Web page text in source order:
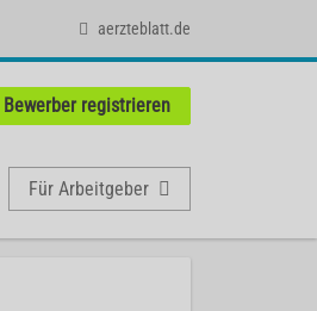
aerzteblatt.de
registrieren
Für Arbeitgeber